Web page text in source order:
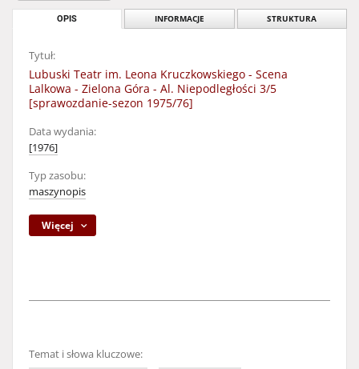
OPIS INFORMACJE STRUKTURA
Tytuł:
Lubuski Teatr im. Leona Kruczkowskiego - Scena
Lalkowa - Zielona Góra - Al. Niepodległości 3/5
[sprawozdanie-sezon 1975/76]
Data wydania:
[1976]
Typ zasobu:
maszynopis
Więcej
Temat i słowa kluczowe: